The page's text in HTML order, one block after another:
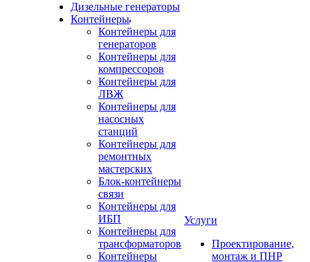
Дизельные генераторы
Контейнеры
Контейнеры для
генераторов
Контейнеры для
компрессоров
Контейнеры для
ЛВЖ
Контейнеры для
насосных
станций
Контейнеры для
ремонтных
мастерских
Блок-контейнеры
связи
Контейнеры для
ИБП
Контейнеры для
трансформаторов
Контейнеры
Услуги
Проектирование,
монтаж и ПНР